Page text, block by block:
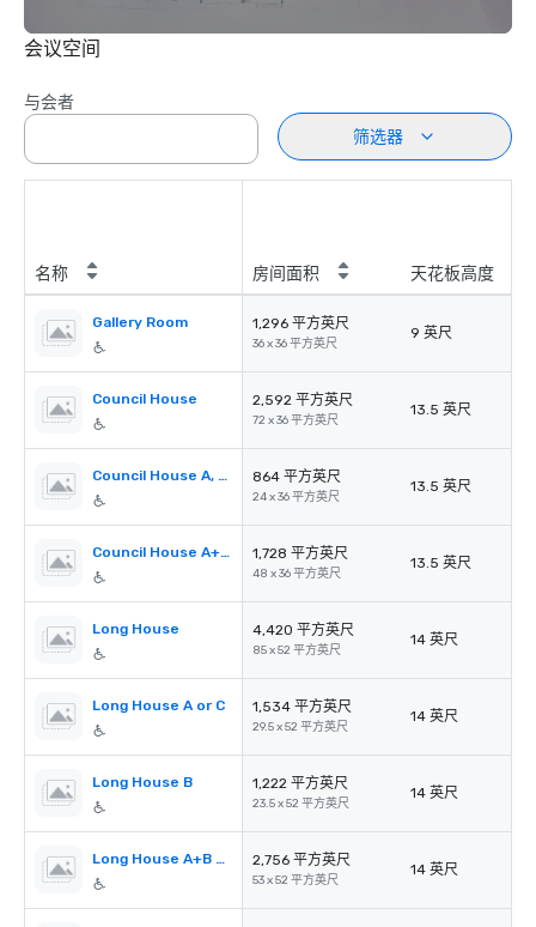
会议空间
与会者
筛选器
名称 房间面积 天花板高度
Gallery Room 1,296 平方英尺
36 x 36 平方英尺
9 英尺
Council House 2,592 平方英尺
72 x 36 平方英尺
13.5 英尺
Council House A, B or C 864 平方英尺
24 x 36 平方英尺
13.5 英尺
Council House A+B or B+C 1,728 平方英尺
48 x 36 平方英尺
13.5 英尺
Long House 4,420 平方英尺
85 x 52 平方英尺
14 英尺
Long House A or C 1,534 平方英尺
29.5 x 52 平方英尺
14 英尺
Long House B 1,222 平方英尺
23.5 x 52 平方英尺
14 英尺
Long House A+B or B+C 2,756 平方英尺
53 x 52 平方英尺
14 英尺